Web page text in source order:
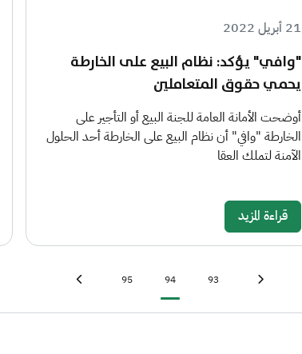
21 أبريل 2022
"وافي" يؤكد: نظام البيع على الخارطة
يحمي حقوق المتعاملين
أوضحت الأمانة العامة للجنة البيع أو التأجير على
الخارطة "وافي" أن نظام البيع على الخارطة أحد الحلول
الآمنة لتملك العقا
قراءة المزيد
First page
Page
93
Current page
94
Page
95